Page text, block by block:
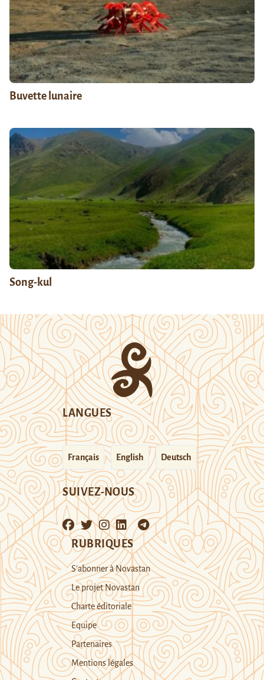
Buvette lunaire
Song-kul
LANGUES
Français English Deutsch
SUIVEZ-NOUS
RUBRIQUES
S’abonner à Novastan
Le projet Novastan
Charte éditoriale
Equipe
Partenaires
Mentions légales